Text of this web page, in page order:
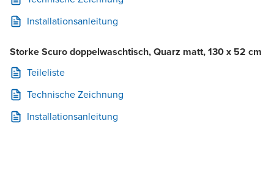
Installationsanleitung
Storke Scuro doppelwaschtisch, Quarz matt, 130 x 52 cm
Teileliste
Technische Zeichnung
Installationsanleitung